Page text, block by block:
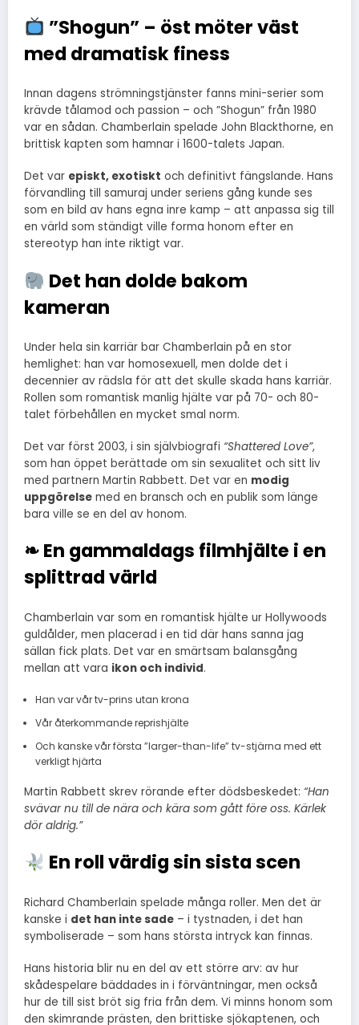
”Shogun” – öst möter väst
med dramatisk finess
Innan dagens strömningstjänster fanns mini-serier som
krävde tålamod och passion – och ”Shogun” från 1980
var en sådan. Chamberlain spelade John Blackthorne, en
brittisk kapten som hamnar i 1600-talets Japan.
Det var episkt, exotiskt och definitivt fängslande. Hans
förvandling till samuraj under seriens gång kunde ses
som en bild av hans egna inre kamp – att anpassa sig till
en värld som ständigt ville forma honom efter en
stereotyp han inte riktigt var.
Det han dolde bakom
kameran
Under hela sin karriär bar Chamberlain på en stor
hemlighet: han var homosexuell, men dolde det i
decennier av rädsla för att det skulle skada hans karriär.
Rollen som romantisk manlig hjälte var på 70- och 80-
talet förbehållen en mycket smal norm.
Det var först 2003, i sin självbiografi “Shattered Love”,
som han öppet berättade om sin sexualitet och sitt liv
med partnern Martin Rabbett. Det var en modig
uppgörelse med en bransch och en publik som länge
bara ville se en del av honom.
❧ En gammaldags filmhjälte i en
splittrad värld
Chamberlain var som en romantisk hjälte ur Hollywoods
guldålder, men placerad i en tid där hans sanna jag
sällan fick plats. Det var en smärtsam balansgång
mellan att vara ikon och individ.
Han var vår tv-prins utan krona
Vår återkommande reprishjälte
Och kanske vår första ”larger-than-life” tv-stjärna med ett
verkligt hjärta
Martin Rabbett skrev rörande efter dödsbeskedet: “Han
svävar nu till de nära och kära som gått före oss. Kärlek
dör aldrig.”
En roll värdig sin sista scen
Richard Chamberlain spelade många roller. Men det är
kanske i det han inte sade – i tystnaden, i det han
symboliserade – som hans största intryck kan finnas.
Hans historia blir nu en del av ett större arv: av hur
skådespelare bäddades in i förväntningar, men också
hur de till sist bröt sig fria från dem. Vi minns honom som
den skimrande prästen, den brittiske sjökaptenen, och